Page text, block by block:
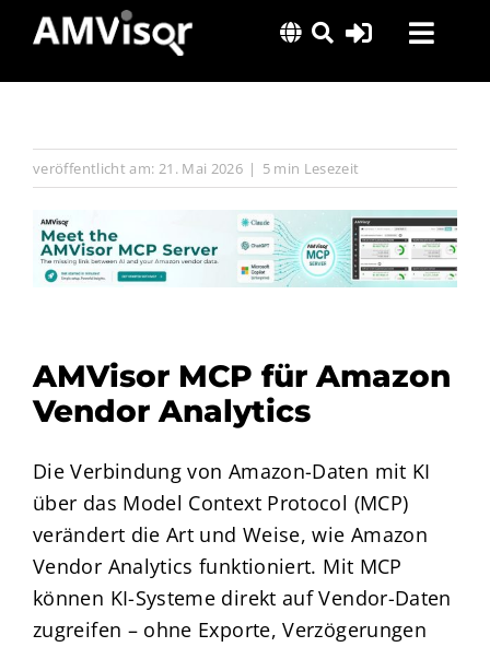
content
Lösungen
Insights
Über uns
veröffentlicht am: 21. Mai 2026 | 5 min Lesezeit
AMVisor MCP für Amazon
Vendor Analytics
Die Verbindung von Amazon-Daten mit KI
über das Model Context Protocol (MCP)
verändert die Art und Weise, wie Amazon
Vendor Analytics funktioniert. Mit MCP
können KI-Systeme direkt auf Vendor-Daten
zugreifen – ohne Exporte, Verzögerungen